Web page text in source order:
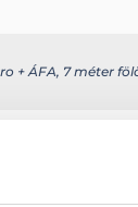
+ ÁFA, 7 méter